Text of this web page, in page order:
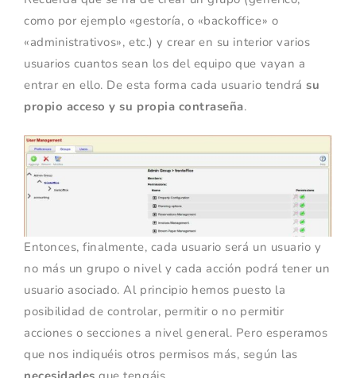
como por ejemplo «gestoría, o «backoffice» o
«administrativos», etc.) y crear en su interior varios
usuarios cuantos sean los del equipo que vayan a
entrar en ello. De esta forma cada usuario tendrásu
propio acceso y su propia contraseña.
Entonces, finalmente, cada usuario será un usuario y
no más un grupo o nivel y cada acción podrá tener un
usuario asociado. Al principio hemos puesto la
posibilidad de controlar, permitir o no permitir
acciones o secciones a nivel general. Pero esperamos
que nos indiquéis otros permisos más, según las